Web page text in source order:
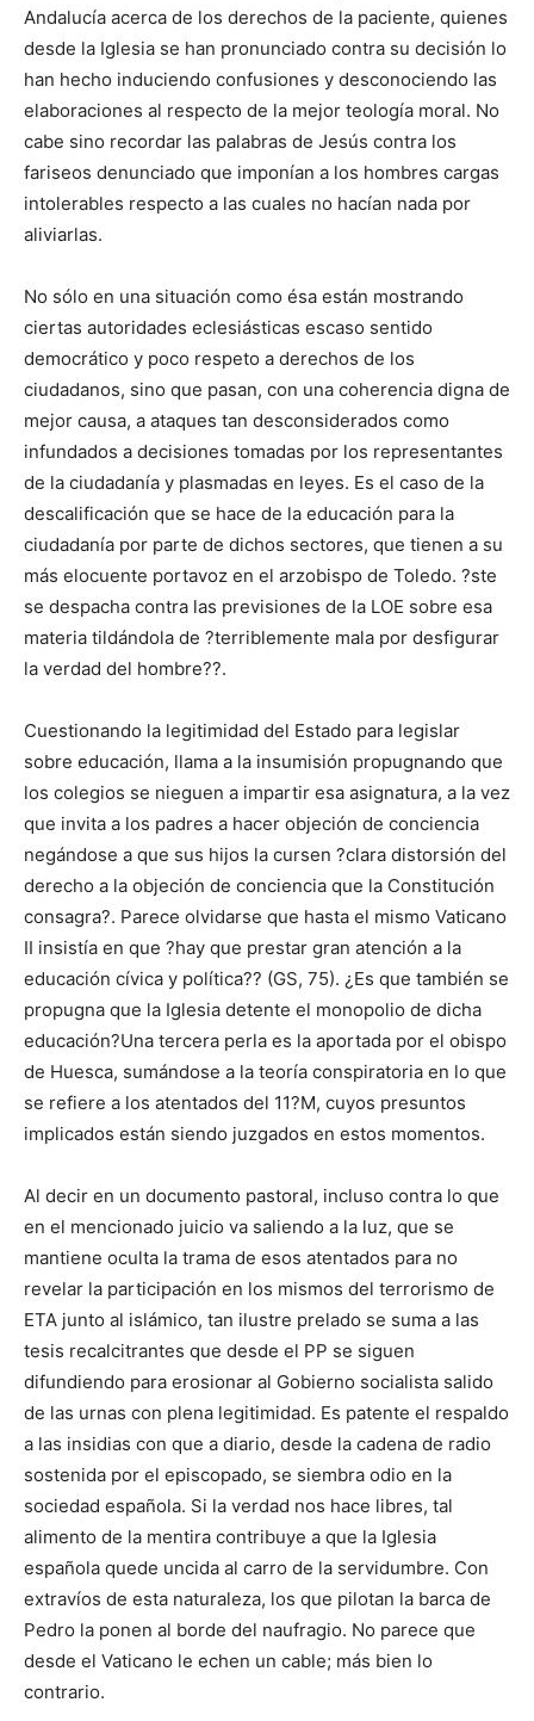
Andalucía acerca de los derechos de la paciente, quienes
desde la Iglesia se han pronunciado contra su decisión lo
han hecho induciendo confusiones y desconociendo las
elaboraciones al respecto de la mejor teología moral. No
cabe sino recordar las palabras de Jesús contra los
fariseos denunciado que imponían a los hombres cargas
intolerables respecto a las cuales no hacían nada por
aliviarlas.
No sólo en una situación como ésa están mostrando
ciertas autoridades eclesiásticas escaso sentido
democrático y poco respeto a derechos de los
ciudadanos, sino que pasan, con una coherencia digna de
mejor causa, a ataques tan desconsiderados como
infundados a decisiones tomadas por los representantes
de la ciudadanía y plasmadas en leyes. Es el caso de la
descalificación que se hace de la educación para la
ciudadanía por parte de dichos sectores, que tienen a su
más elocuente portavoz en el arzobispo de Toledo. ?ste
se despacha contra las previsiones de la LOE sobre esa
materia tildándola de ?terriblemente mala por desfigurar
la verdad del hombre??.
Cuestionando la legitimidad del Estado para legislar
sobre educación, llama a la insumisión propugnando que
los colegios se nieguen a impartir esa asignatura, a la vez
que invita a los padres a hacer objeción de conciencia
negándose a que sus hijos la cursen ?clara distorsión del
derecho a la objeción de conciencia que la Constitución
consagra?. Parece olvidarse que hasta el mismo Vaticano
II insistía en que ?hay que prestar gran atención a la
educación cívica y política?? (GS, 75). ¿Es que también se
propugna que la Iglesia detente el monopolio de dicha
educación?Una tercera perla es la aportada por el obispo
de Huesca, sumándose a la teoría conspiratoria en lo que
se refiere a los atentados del 11?M, cuyos presuntos
implicados están siendo juzgados en estos momentos.
Al decir en un documento pastoral, incluso contra lo que
en el mencionado juicio va saliendo a la luz, que se
mantiene oculta la trama de esos atentados para no
revelar la participación en los mismos del terrorismo de
ETA junto al islámico, tan ilustre prelado se suma a las
tesis recalcitrantes que desde el PP se siguen
difundiendo para erosionar al Gobierno socialista salido
de las urnas con plena legitimidad. Es patente el respaldo
a las insidias con que a diario, desde la cadena de radio
sostenida por el episcopado, se siembra odio en la
sociedad española. Si la verdad nos hace libres, tal
alimento de la mentira contribuye a que la Iglesia
española quede uncida al carro de la servidumbre. Con
extravíos de esta naturaleza, los que pilotan la barca de
Pedro la ponen al borde del naufragio. No parece que
desde el Vaticano le echen un cable; más bien lo
contrario.